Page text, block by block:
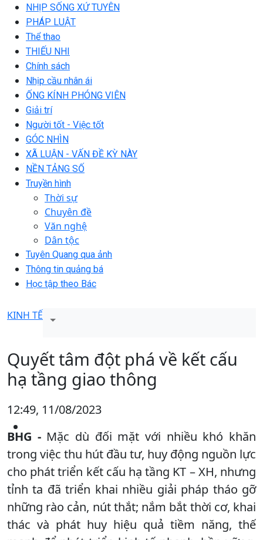
NHỊP SỐNG XỨ TUYÊN
PHÁP LUẬT
Thể thao
THIẾU NHI
Chính sách
Nhịp cầu nhân ái
ỐNG KÍNH PHÓNG VIÊN
Giải trí
Người tốt - Việc tốt
GÓC NHÌN
XÃ LUẬN - VẤN ĐỀ KỲ NÀY
NỀN TẢNG SỐ
Truyền hình
Thời sự
Chuyên đề
Văn nghệ
Dân tộc
Tuyên Quang qua ảnh
Thông tin quảng bá
Học tập theo Bác
KINH TẾ
Quyết tâm đột phá về kết cấu
hạ tầng giao thông
12:49, 11/08/2023
BHG - Mặc dù đối mặt với nhiều khó khăn
trong việc thu hút đầu tư, huy động nguồn lực
cho phát triển kết cấu hạ tầng KT – XH, nhưng
tỉnh ta đã triển khai nhiều giải pháp tháo gỡ
những rào cản, nút thắt; nắm bắt thời cơ, khai
thác và phát huy hiệu quả tiềm năng, thế